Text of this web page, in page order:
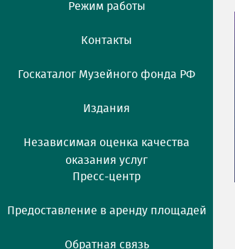
Режим работы
Контакты
Госкаталог Музейного фонда РФ
Издания
Независимая оценка качества
оказания услуг
Пресс-центр
Предоставление в аренду площадей
Обратная связь